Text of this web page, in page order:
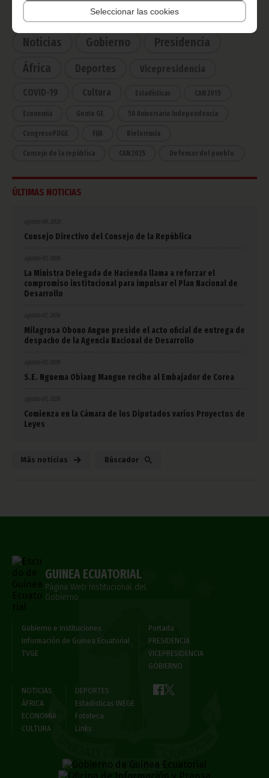
Seleccionar las cookies
CATEGORÍAS
Noticias Gobierno
Presidencia
África
Deportes Vicepresidencia
COVID-19 Cultura Estadísticas CAN 2015
Economía Gente GE 50 Aniversario Independencia
CongresoPDGE FIJA Bielorrusia
Consejo de la república CAN 2025 Defensor del pueblo
ÚLTIMAS NOTICIAS
agosto 08, 2026
Consejo Directivo del Consejo de la República
agosto 07, 2026
La Ministra Delegada de Hacienda llama a reforzar el
compromiso institucional para impulsar el Plan Nacional de
Desarrollo
agosto 07, 2026
Milagrosa Obono Angue preside el acto oficial de entrega de
despacho de la Agencia Nacional de Desarrollo
agosto 07, 2026
S.E. Nguema Obiang Mangue recibe al Embajador de Corea
agosto 07, 2026
Comienza en la Cámara de los Diputados varios Proyectos de
Leyes
Más noticias Búscador
GUINEA ECUATORIAL
Página Web Institucional del
Gobierno
Gobierno e Instituciones
Información de Guinea Ecuatorial
TVGE
Portada
PRESIDENCIA
VICEPRESIDENCIA
GOBIERNO
NOTICIAS
ÁFRICA
ECONOMÍA
CULTURA
DEPORTES
Estadísticas INEGE
Fototeca
Links